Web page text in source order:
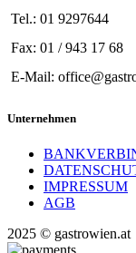
Tel.: 01 9297644
Fax: 01 / 943 17 68
E-Mail:
Unternehmen
IMPRESSUM
AGB
2025 © gastrowien.at